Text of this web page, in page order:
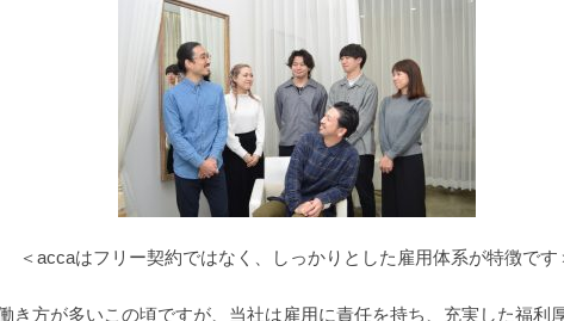
＜accaはフリー契約ではなく、しっかりとした雇用体系が特徴です
き方が多いこの頃ですが、当社は雇用に責任を持ち、充実した福利